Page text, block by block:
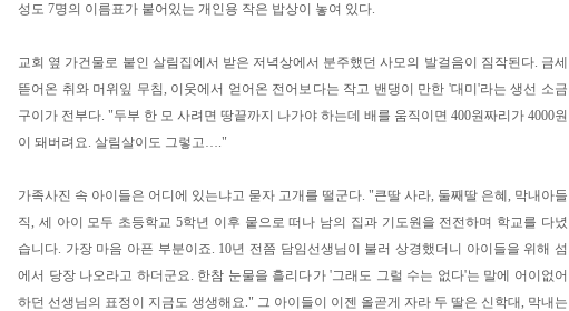
성도 7명의 이름표가 붙어있는 개인용 작은 밥상이 놓여 있다.
교회 옆 가건물로 붙인 살림집에서 받은 저녁상에서 분주했던 사모의 발걸음이 짐작된다. 금세
뜯어온 취와 머위잎 무침, 이웃에서 얻어온 전어보다는 작고 밴댕이 만한 '대미'라는 생선 소금
구이가 전부다. "두부 한 모 사려면 땅끝까지 나가야 하는데 배를 움직이면 400원짜리가 4000원
이 돼버려요. 살림살이도 그렇고…."
가족사진 속 아이들은 어디에 있는냐고 묻자 고개를 떨군다. "큰딸 사라, 둘째딸 은혜, 막내아들
직, 세 아이 모두 초등학교 5학년 이후 뭍으로 떠나 남의 집과 기도원을 전전하며 학교를 다녔
습니다. 가장 마음 아픈 부분이죠. 10년 전쯤 담임선생님이 불러 상경했더니 아이들을 위해 섬
에서 당장 나오라고 하더군요. 한참 눈물을 흘리다가 '그래도 그럴 수는 없다'는 말에 어이없어
하던 선생님의 표정이 지금도 생생해요." 그 아이들이 이젠 올곧게 자라 두 딸은 신학대, 막내는